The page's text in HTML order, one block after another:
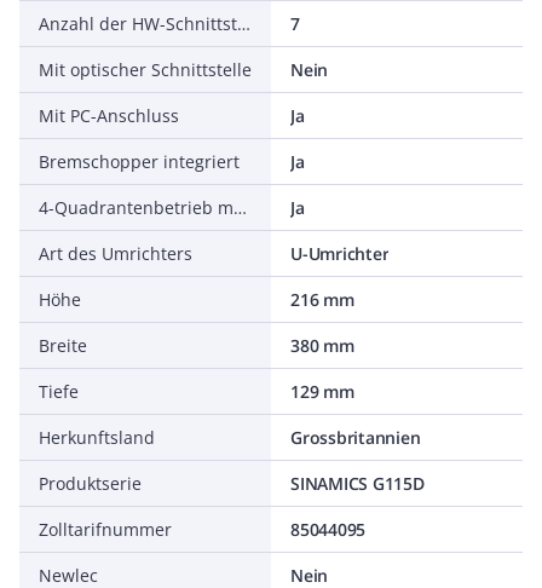
Anzahl der HW-Schnittstellen sonstige
7
Mit optischer Schnittstelle
Nein
Mit PC-Anschluss
Ja
Bremschopper integriert
Ja
4-Quadrantenbetrieb möglich
Ja
Art des Umrichters
U-Umrichter
Höhe
216 mm
Breite
380 mm
Tiefe
129 mm
Herkunftsland
Grossbritannien
Produktserie
SINAMICS G115D
Zolltarifnummer
85044095
Newlec
Nein